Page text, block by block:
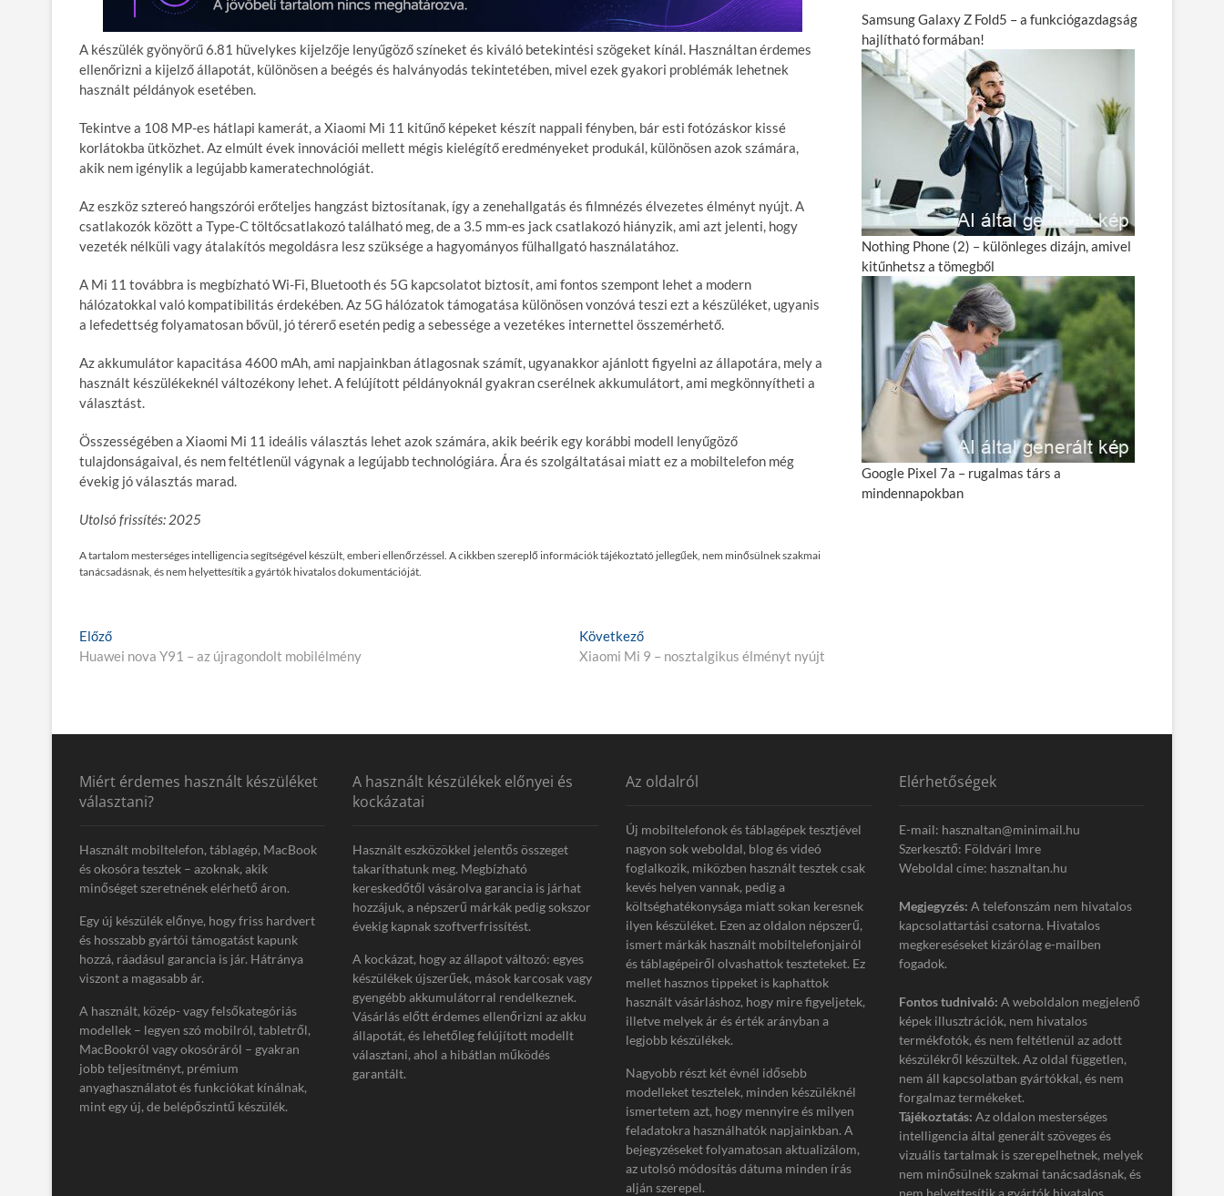
A készülék gyönyörű 6.81 hüvelykes kijelzője lenyűgöző színeket és kiváló betekintési szögeket kínál. Használtan érdemes
ellenőrizni a kijelző állapotát, különösen a beégés és halványodás tekintetében, mivel ezek gyakori problémák lehetnek
használt példányok esetében.
Tekintve a 108 MP-es hátlapi kamerát, a Xiaomi Mi 11 kitűnő képeket készít nappali fényben, bár esti fotózáskor kissé
korlátokba ütközhet. Az elmúlt évek innovációi mellett mégis kielégítő eredményeket produkál, különösen azok számára,
akik nem igénylik a legújabb kameratechnológiát.
Az eszköz sztereó hangszórói erőteljes hangzást biztosítanak, így a zenehallgatás és filmnézés élvezetes élményt nyújt. A
csatlakozók között a Type-C töltőcsatlakozó található meg, de a 3.5 mm-es jack csatlakozó hiányzik, ami azt jelenti, hogy
vezeték nélküli vagy átalakítós megoldásra lesz szüksége a hagyományos fülhallgató használatához.
A Mi 11 továbbra is megbízható Wi-Fi, Bluetooth és 5G kapcsolatot biztosít, ami fontos szempont lehet a modern
hálózatokkal való kompatibilitás érdekében. Az 5G hálózatok támogatása különösen vonzóvá teszi ezt a készüléket, ugyanis
a lefedettség folyamatosan bővül, jó térerő esetén pedig a sebessége a vezetékes internettel összemérhető.
Az akkumulátor kapacitása 4600 mAh, ami napjainkban átlagosnak számít, ugyanakkor ajánlott figyelni az állapotára, mely a
használt készülékeknél változékony lehet. A felújított példányoknál gyakran cserélnek akkumulátort, ami megkönnyítheti a
választást.
Összességében a Xiaomi Mi 11 ideális választás lehet azok számára, akik beérik egy korábbi modell lenyűgöző
tulajdonságaival, és nem feltétlenül vágynak a legújabb technológiára. Ára és szolgáltatásai miatt ez a mobiltelefon még
évekig jó választás marad.
Utolsó frissítés: 2025
A tartalom mesterséges intelligencia segítségével készült, emberi ellenőrzéssel. A cikkben szereplő információk tájékoztató jellegűek, nem minősülnek szakmai
tanácsadásnak, és nem helyettesítik a gyártók hivatalos dokumentációját.
Bejegyzés
navigáció
ElőzőE
l
p
s
t
Huawei nova Y91 – az újragondolt mobilélmény
KövetkezőK
ö
k
z
o
s
t
:
Xiaomi Mi 9 – nosztalgikus élményt nyújt
Samsung Galaxy Z Fold5 – a funkciógazdagság
hajlítható formában!
Nothing Phone (2) – különleges dizájn, amivel
kitűnhetsz a tömegből
Google Pixel 7a – rugalmas társ a
mindennapokban
Miért érdemes használt készüléket
választani?
Használt mobiltelefon, táblagép, MacBook
és okosóra tesztek – azoknak, akik
minőséget szeretnének elérhető áron.
Egy új készülék előnye, hogy friss hardvert
és hosszabb gyártói támogatást kapunk
hozzá, ráadásul garancia is jár. Hátránya
viszont a magasabb ár.
A használt, közép- vagy felsőkategóriás
modellek – legyen szó mobilról, tabletről,
MacBookról vagy okosóráról – gyakran
jobb teljesítményt, prémium
anyaghasználatot és funkciókat kínálnak,
mint egy új, de belépőszintű készülék.
A használt készülékek előnyei és
kockázatai
Használt eszközökkel jelentős összeget
takaríthatunk meg. Megbízható
kereskedőtől vásárolva garancia is járhat
hozzájuk, a népszerű márkák pedig sokszor
évekig kapnak szoftverfrissítést.
A kockázat, hogy az állapot változó: egyes
készülékek újszerűek, mások karcosak vagy
gyengébb akkumulátorral rendelkeznek.
Vásárlás előtt érdemes ellenőrizni az akku
állapotát, és lehetőleg felújított modellt
választani, ahol a hibátlan működés
garantált.
Az oldalról
Új mobiltelefonok és táblagépek tesztjével
nagyon sok weboldal, blog és videó
foglalkozik, miközben használt tesztek csak
kevés helyen vannak, pedig a
költséghatékonysága miatt sokan keresnek
ilyen készüléket. Ezen az oldalon népszerű,
ismert márkák használt mobiltelefonjairól
és táblagépeiről olvashattok teszteteket. Ez
mellet hasznos tippeket is kaphattok
használt vásárláshoz, hogy mire figyeljetek,
illetve melyek ár és érték arányban a
legjobb készülékek.
Nagyobb részt két évnél idősebb
modelleket tesztelek, minden készüléknél
ismertetem azt, hogy mennyire és milyen
feladatokra használhatók napjainkban. A
bejegyzéseket folyamatosan aktualizálom,
az utolsó módosítás dátuma minden írás
alján szerepel.
Elérhetőségek
E-mail: hasznaltan@minimail.hu
Szerkesztő: Földvári Imre
Weboldal címe: hasznaltan.hu
Megjegyzés: A telefonszám nem hivatalos
kapcsolattartási csatorna. Hivatalos
megkereséseket kizárólag e-mailben
fogadok.
Fontos tudnivaló: A weboldalon megjelenő
képek illusztrációk, nem hivatalos
termékfotók, és nem feltétlenül az adott
készülékről készültek. Az oldal független,
nem áll kapcsolatban gyártókkal, és nem
forgalmaz termékeket.
Tájékoztatás: Az oldalon mesterséges
intelligencia által generált szöveges és
vizuális tartalmak is szerepelhetnek, melyek
nem minősülnek szakmai tanácsadásnak, és
nem helyettesítik a gyártók hivatalos